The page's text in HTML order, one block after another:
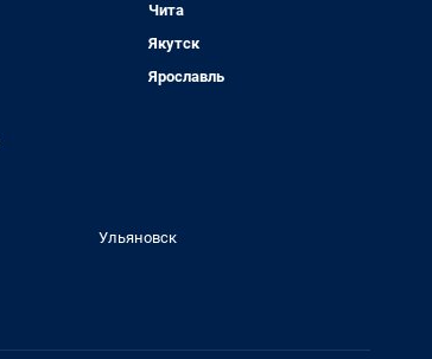
Чита
Якутск
Ярославль
Ульяновск